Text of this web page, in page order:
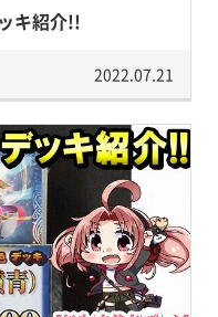
キ紹介!!
2022.07.21